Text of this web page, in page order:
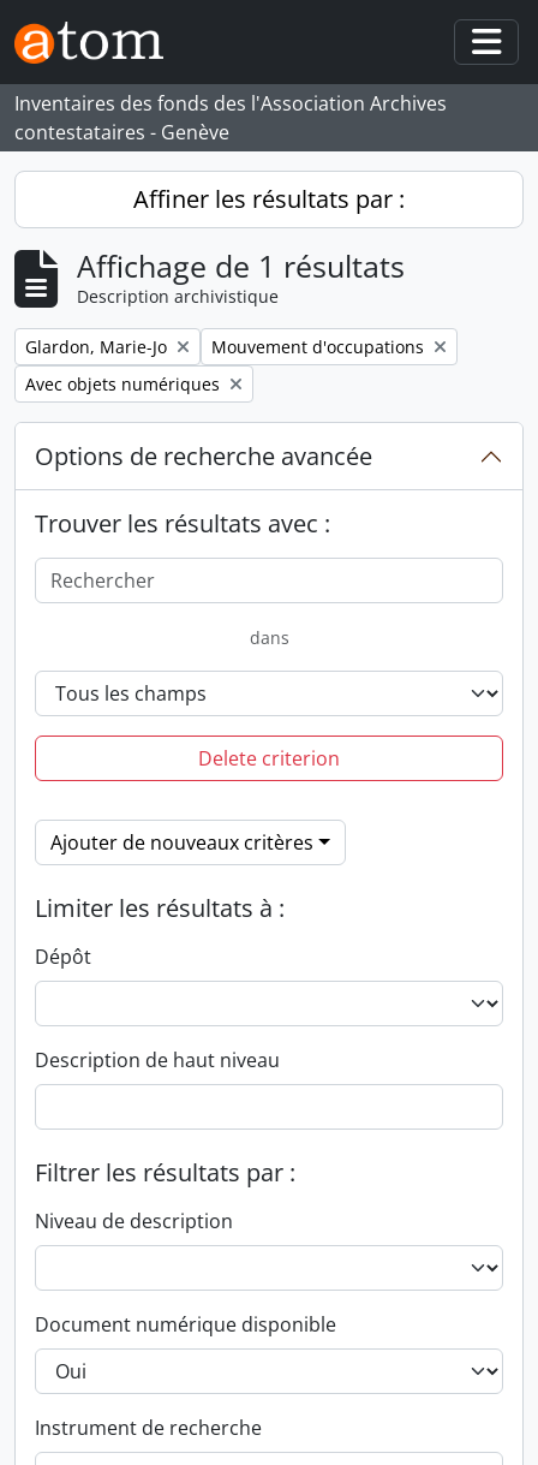
Skip to main content
Inventaires des fonds des l'Association Archives
contestataires - Genève
Affiner les résultats par :
Affichage de 1 résultats
Description archivistique
Remove filter:
Glardon, Marie-Jo Remove filter:
Mouvement d'occupations
Remove filter:
Avec objets numériques
Options de recherche avancée
Trouver les résultats avec :
dans
Delete criterion
Ajouter de nouveaux critères
Limiter les résultats à :
Dépôt
Description de haut niveau
Filtrer les résultats par :
Niveau de description
Document numérique disponible
Instrument de recherche